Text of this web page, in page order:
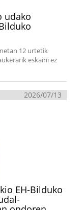
udako
12 urtetik
eskaini ez
2026/07/13
EH-Bilduko